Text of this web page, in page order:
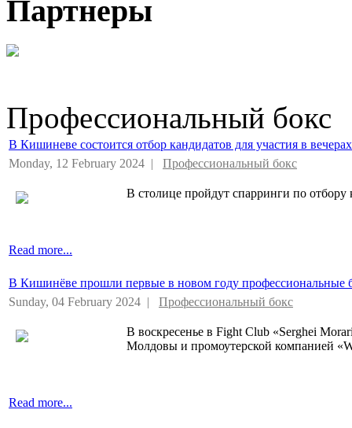
Партнеры
Профессиональный бокс
В Кишиневе состоится отбор кандидатов для участия в
Monday, 12 February 2024 | Профессиональный бокс
В столице пройдут спарринги по отбору
Read more...
В Кишинёве прошли первые в новом году профессиональные
Sunday, 04 February 2024 | Профессиональный бокс
В воскресенье в Fight Club «Serghei
Молдовы и промоутерской компанией
Read more...